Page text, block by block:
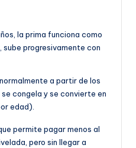
la prima funciona como
sube progresivamente con
a partir de los
congela y se convierte en
edad).
permite pagar menos al
pero sin llegar a